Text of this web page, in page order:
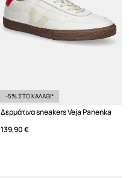
-5% ΣΤΟ ΚΑΛΑΘΙ*
Δερμάτινα sneakers Veja Panenka
139,90 €